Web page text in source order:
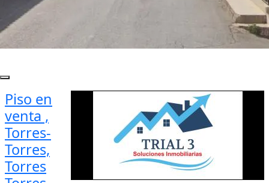
Piso en
venta ,
Torres-
Torres,
Torres